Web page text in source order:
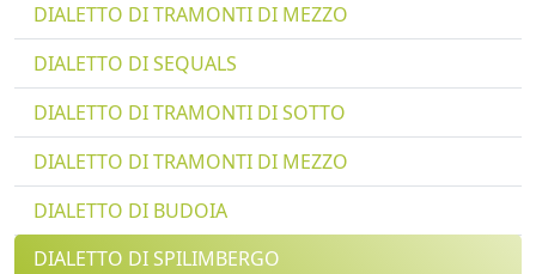
DIALETTO DI TRAMONTI DI MEZZO
DIALETTO DI SEQUALS
DIALETTO DI TRAMONTI DI SOTTO
DIALETTO DI TRAMONTI DI MEZZO
DIALETTO DI BUDOIA
DIALETTO DI SPILIMBERGO